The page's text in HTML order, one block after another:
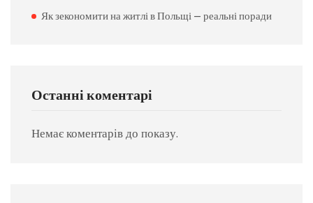
Як зекономити на житлі в Польщі — реальні поради
Останні коментарі
Немає коментарів до показу.